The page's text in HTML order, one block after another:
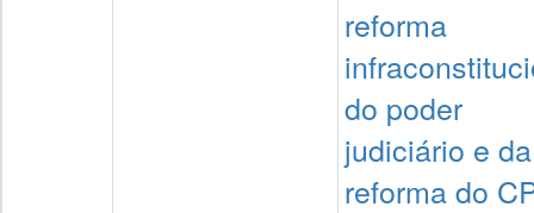
reforma
do poder
judiciário e da
reforma do